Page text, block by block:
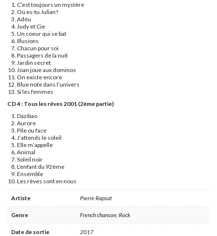
C’est toujours un mystère
Où es-tu Julian?
Adéu
Judy et Cie
Un coeur qui se bat
Illusions
Chacun pour soi
Passagers de la nuit
Jardin secret
Joan joue aux dominos
On existe encore
Blue note dans l’univers
Si les femmes
CD 4 : Tous les rêves 2001 (2ème partie)
Dazibao
Aurore
Pile ou face
J’attends le soleil
Elle m’appelle
Animal
Soleil noir
L’enfant du 92ème
Ensemble
Les rêves sont en nous
Artiste Pierre Rapsat
Genre French chanson, Rock
Date de sortie 2017